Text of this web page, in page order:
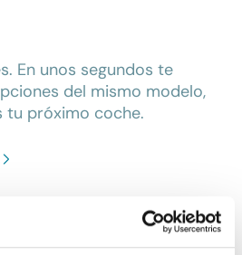
En unos segundos te
del mismo modelo,
tu próximo coche.